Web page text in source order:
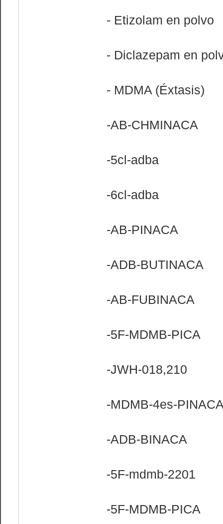
- Etizolam en polvo
- Diclazepam en
- MDMA (Éxtasis)
-AB-CHMINACA
-5cl-adba
-6cl-adba
-AB-PINACA
-ADB-BUTINACA
-AB-FUBINACA
-5F-MDMB-PICA
-JWH-018,210
-MDMB-4es-
-ADB-BINACA
-5F-mdmb-2201
-5F-MDMB-PICA